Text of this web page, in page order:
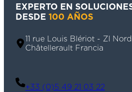
EXPERTO EN
DESDE 100 AÑOS
11 rue Louis Blériot - ZI
Châtellerault Francia
+33 (0)5 49 21 03 22